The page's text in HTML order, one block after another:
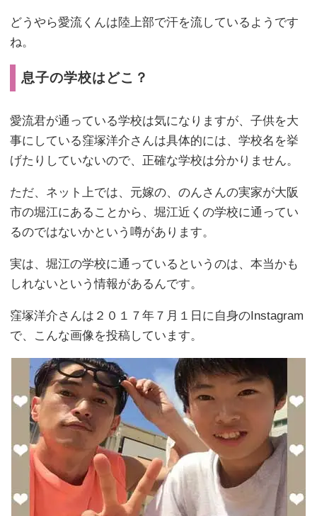
どうやら愛流くんは陸上部で汗を流しているようです
ね。
息子の学校はどこ？
愛流君が通っている学校は気になりますが、子供を大
事にしている窪塚洋介さんは具体的には、学校名を挙
げたりしていないので、正確な学校は分かりません。
ただ、ネット上では、元嫁の、のんさんの実家が大阪
市の堀江にあることから、堀江近くの学校に通ってい
るのではないかという噂があります。
実は、堀江の学校に通っているというのは、本当かも
しれないという情報があるんです。
窪塚洋介さんは２０１７年７月１日に自身のInstagram
で、こんな画像を投稿しています。